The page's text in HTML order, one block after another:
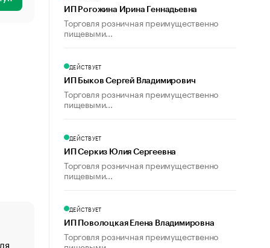
«От спорта тело стареет иначе». Как живет глава
ИП Рогожина Ирина Геннадьевна
Торговля розничная преимущественно
пищевыми...
ДЕЙСТВУЕТ
ИП Быков Сергей Владимирович
Торговля розничная преимущественно
пищевыми...
ДЕЙСТВУЕТ
ИП Серкиз Юлия Сергеевна
Торговля розничная преимущественно
пищевыми...
ДЕЙСТВУЕТ
ИП Поволоцкая Елена Владимировна
Торговля розничная преимущественно